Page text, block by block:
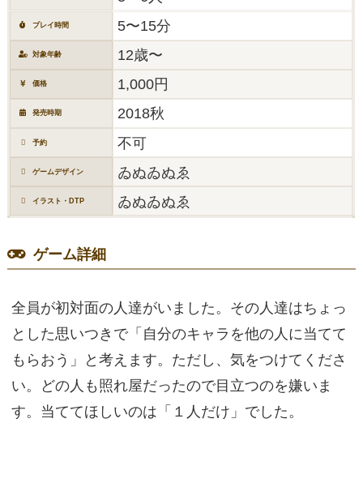
プレイ時間 5〜15分
対象年齢 12歳〜
価格 1,000円
発売時期 2018秋
予約 不可
ゲームデザイン ゐぬゐぬゑ
イラスト・DTP ゐぬゐぬゑ
ゲーム詳細
全員が初対面の人達がいました。その人達はちょっ
とした思いつきで「自分のキャラを他の人に当てて
もらおう」と考えます。ただし、気をつけてくださ
い。どの人も照れ屋だったので目立つのを嫌いま
す。当ててほしいのは「１人だけ」でした。